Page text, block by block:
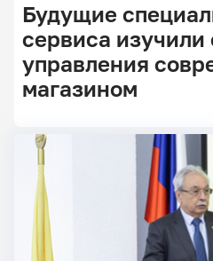
Будущие
сервиса изучили
управления
магазином